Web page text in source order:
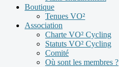
Boutique
Tenues VO²
Association
Charte VO² Cycling
Statuts VO² Cycling
Comité
Où sont les membres ?